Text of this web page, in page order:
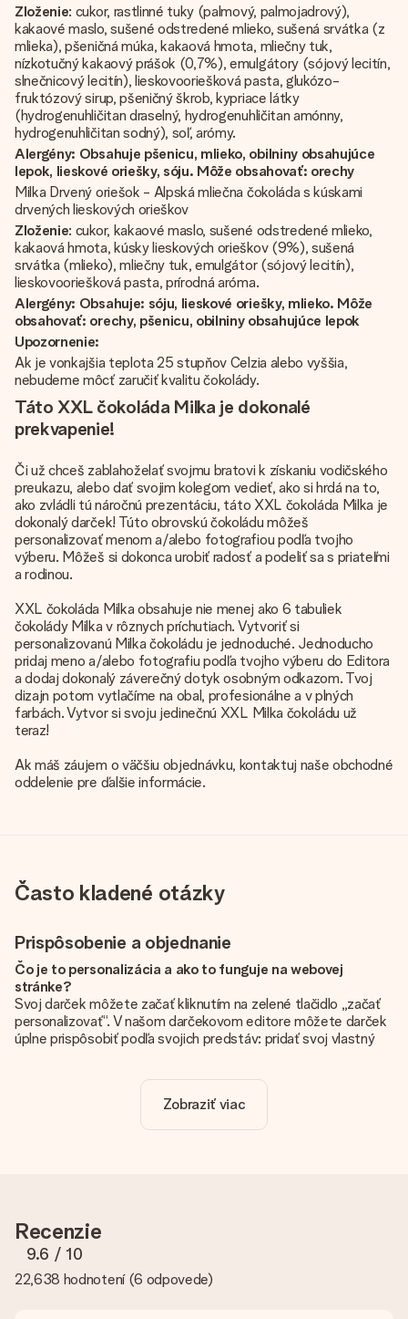
Zloženie: cukor, rastlinné tuky (palmový, palmojadrový),
kakaové maslo, sušené odstredené mlieko, sušená srvátka (z
mlieka), pšeničná múka, kakaová hmota, mliečny tuk,
nízkotučný kakaový prášok (0,7%), emulgátory (sójový lecitín,
slnečnicový lecitín), lieskovooriešková pasta, glukózo-
fruktózový sirup, pšeničný škrob, kypriace látky
(hydrogenuhličitan draselný, hydrogenuhličitan amónny,
hydrogenuhličitan sodný), soľ, arómy.
Alergény: Obsahuje pšenicu, mlieko, obilniny obsahujúce
lepok, lieskové oriešky, sóju. Môže obsahovať: orechy
Milka Drvený oriešok - Alpská mliečna čokoláda s kúskami
drvených lieskových orieškov
Zloženie: cukor, kakaové maslo, sušené odstredené mlieko,
kakaová hmota, kúsky lieskových orieškov (9%), sušená
srvátka (mlieko), mliečny tuk, emulgátor (sójový lecitín),
lieskovooriešková pasta, prírodná aróma.
Alergény: Obsahuje: sóju, lieskové oriešky, mlieko. Môže
obsahovať: orechy, pšenicu, obilniny obsahujúce lepok
Upozornenie:
Ak je vonkajšia teplota 25 stupňov Celzia alebo vyššia,
nebudeme môcť zaručiť kvalitu čokolády.
Táto XXL čokoláda Milka je dokonalé
prekvapenie!
Či už chceš zablahoželať svojmu bratovi k získaniu vodičského
preukazu, alebo dať svojim kolegom vedieť, ako si hrdá na to,
ako zvládli tú náročnú prezentáciu, táto XXL čokoláda Milka je
dokonalý darček! Túto obrovskú čokoládu môžeš
personalizovať menom a/alebo fotografiou podľa tvojho
výberu. Môžeš si dokonca urobiť radosť a podeliť sa s priateľmi
a rodinou.
XXL čokoláda Milka obsahuje nie menej ako 6 tabuliek
čokolády Milka v rôznych príchutiach. Vytvoriť si
personalizovanú Milka čokoládu je jednoduché. Jednoducho
pridaj meno a/alebo fotografiu podľa tvojho výberu do Editora
a dodaj dokonalý záverečný dotyk osobným odkazom. Tvoj
dizajn potom vytlačíme na obal, profesionálne a v plných
farbách. Vytvor si svoju jedinečnú XXL Milka čokoládu už
teraz!
Ak máš záujem o väčšiu objednávku, kontaktuj naše obchodné
oddelenie pre ďalšie informácie.
Často kladené otázky
Prispôsobenie a objednanie
Čo je to personalizácia a ako to funguje na webovej
stránke?
Svoj darček môžete začať kliknutím na zelené tlačidlo „začať
personalizovať“. V našom darčekovom editore môžete darček
úplne prispôsobiť podľa svojich predstáv: pridať svoj vlastný
Je personalizácia zahrnutá v cene?
Cena uvedená na webovej stránke zahŕňa personalizáciu Vášho
ste istí kvalitou obrázka, kontaktujte náš tím služieb
zákazníkom a priložte svoju fotografiu spolu s darčekom, ktorý
máte záujem objednať. Oni potom môžu skontrolovať kvalitu
za vás!
Zobraziť viac
Recenzie
9.6 / 10
22,638 hodnotení(6 odpovede)